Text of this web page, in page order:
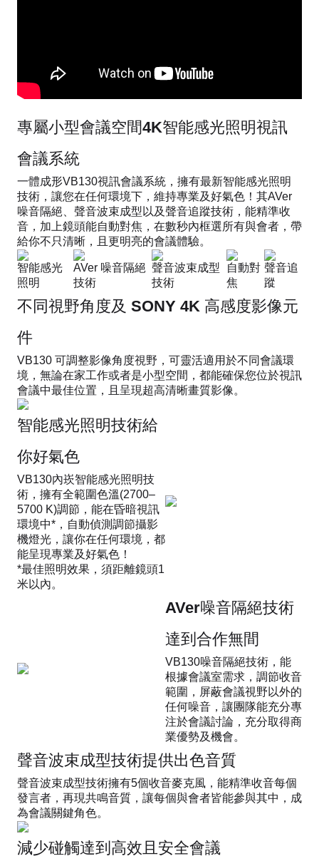
專屬小型會議空間4K智能感光照明視訊
會議系統
一體成形VB130視訊會議系統，擁有最新智能感光照明
技術，讓您在任何環境下，維持專業及好氣色！其AVer
噪音隔絕、聲音波束成型以及聲音追蹤技術，能精準收
音，加上鏡頭能自動對焦，在數秒內框選所有與會者，帶
給你不只清晰，且更明亮的會議體驗。
智能感光
照明
AVer 噪音隔絕
技術
聲音波束成型
技術
自動對
焦
聲音追
蹤
不同視野角度及 SONY 4K 高感度影像元
件
VB130 可調整影像角度視野，可靈活適用於不同會議環
境，無論在家工作或者是小型空間，都能確保您位於視訊
會議中最佳位置，且呈現超高清晰畫質影像。
智能感光照明技術給
你好氣色
VB130內崁智能感光照明技
術，擁有全範圍色溫(2700–
5700 K)調節，能在昏暗視訊
環境中*，自動偵測調節攝影
機燈光，讓你在任何環境，都
能呈現專業及好氣色！
*最佳照明效果，須距離鏡頭1
米以內。
AVer噪音隔絕技術
達到合作無間
VB130噪音隔絕技術，能
根據會議室需求，調節收音
範圍，屏蔽會議視野以外的
任何噪音，讓團隊能充分專
注於會議討論，充分取得商
業優勢及機會。
聲音波束成型技術提供出色音質
聲音波束成型技術擁有5個收音麥克風，能精準收音每個
發言者，再現共鳴音質，讓每個與會者皆能參與其中，成
為會議關鍵角色。
減少碰觸達到高效且安全會議